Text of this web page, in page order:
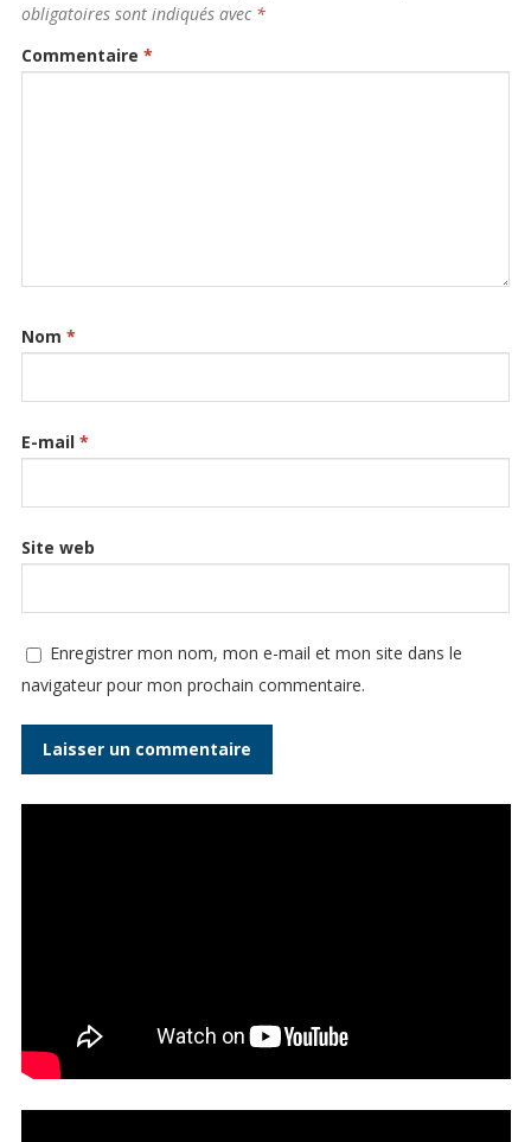
obligatoires sont indiqués avec *
Commentaire *
Nom *
E-mail *
Site web
Enregistrer mon nom, mon e-mail et mon site dans le
navigateur pour mon prochain commentaire.